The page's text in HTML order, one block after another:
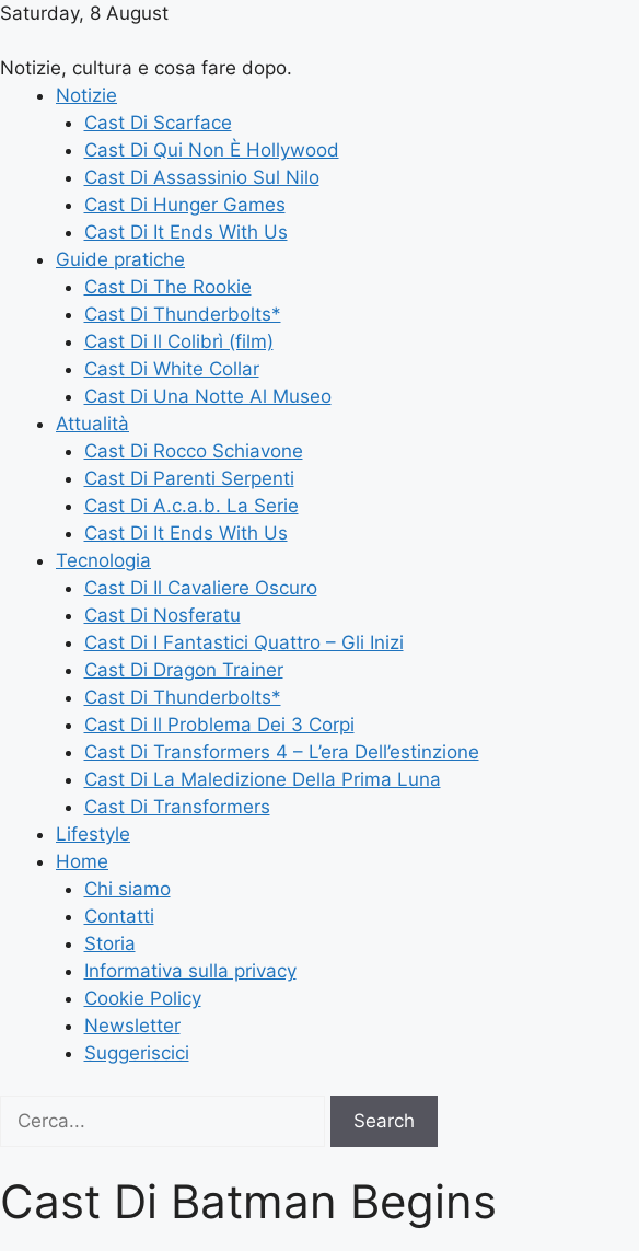
Saturday, 8 August
Notizie, cultura e cosa fare dopo.
Notizie
Cast Di Scarface
Cast Di Qui Non È Hollywood
Cast Di Assassinio Sul Nilo
Cast Di Hunger Games
Cast Di It Ends With Us
Guide pratiche
Cast Di The Rookie
Cast Di Thunderbolts*
Cast Di Il Colibrì (film)
Cast Di White Collar
Cast Di Una Notte Al Museo
Attualità
Cast Di Rocco Schiavone
Cast Di Parenti Serpenti
Cast Di A.c.a.b. La Serie
Cast Di It Ends With Us
Tecnologia
Cast Di Il Cavaliere Oscuro
Cast Di Nosferatu
Cast Di I Fantastici Quattro – Gli Inizi
Cast Di Dragon Trainer
Cast Di Thunderbolts*
Cast Di Il Problema Dei 3 Corpi
Cast Di Transformers 4 – L’era Dell’estinzione
Cast Di La Maledizione Della Prima Luna
Cast Di Transformers
Lifestyle
Home
Chi siamo
Contatti
Storia
Informativa sulla privacy
Cookie Policy
Newsletter
Suggeriscici
for:
Search
Cast Di Batman Begins